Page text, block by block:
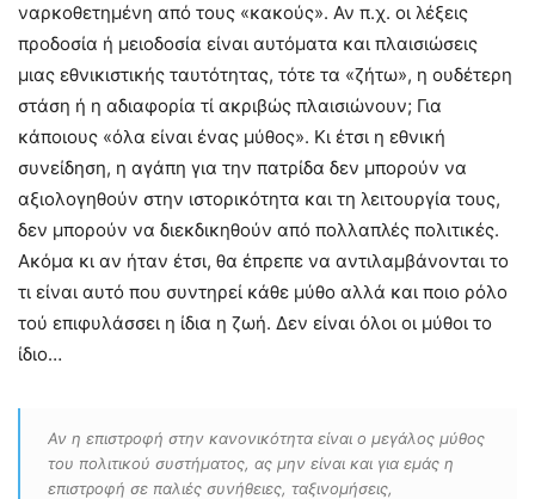
ναρκοθετημένη από τους «κακούς». Αν π.χ. οι λέξεις
προδοσία ή μειοδοσία είναι αυτόματα και πλαισιώσεις
μιας εθνικιστικής ταυτότητας, τότε τα «ζήτω», η ουδέτερη
στάση ή η αδιαφορία τί ακριβώς πλαισιώνουν; Για
κάποιους «όλα είναι ένας μύθος». Κι έτσι η εθνική
συνείδηση, η αγάπη για την πατρίδα δεν μπορούν να
αξιολογηθούν στην ιστορικότητα και τη λειτουργία τους,
δεν μπορούν να διεκδικηθούν από πολλαπλές πολιτικές.
Ακόμα κι αν ήταν έτσι, θα έπρεπε να αντιλαμβάνονται το
τι είναι αυτό που συντηρεί κάθε μύθο αλλά και ποιο ρόλο
τού επιφυλάσσει η ίδια η ζωή. Δεν είναι όλοι οι μύθοι το
ίδιο…
Αν η επιστροφή στην κανονικότητα είναι ο μεγάλος μύθος
του πολιτικού συστήματος, ας μην είναι και για εμάς η
επιστροφή σε παλιές συνήθειες, ταξινομήσεις,